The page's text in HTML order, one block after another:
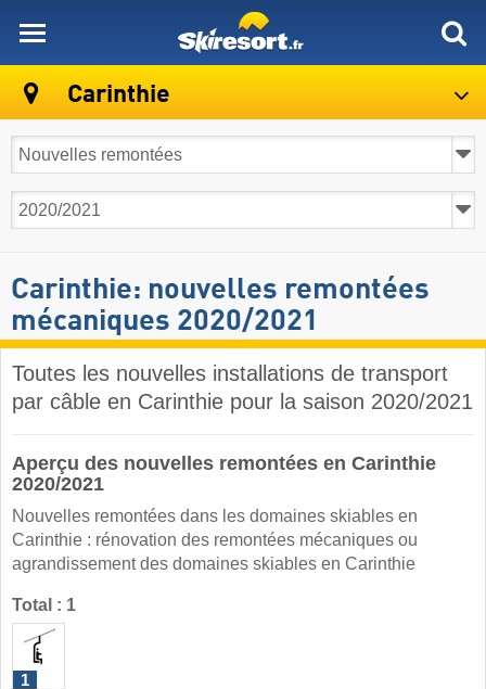
Carinthie
Carinthie: nouvelles remontées
mécaniques 2020/2021
Toutes les nouvelles installations de transport
par câble en Carinthie pour la saison 2020/2021
Aperçu des nouvelles remontées en Carinthie
2020/2021
Nouvelles remontées dans les domaines skiables en
Carinthie : rénovation des remontées mécaniques ou
agrandissement des domaines skiables en Carinthie
Total : 1
1